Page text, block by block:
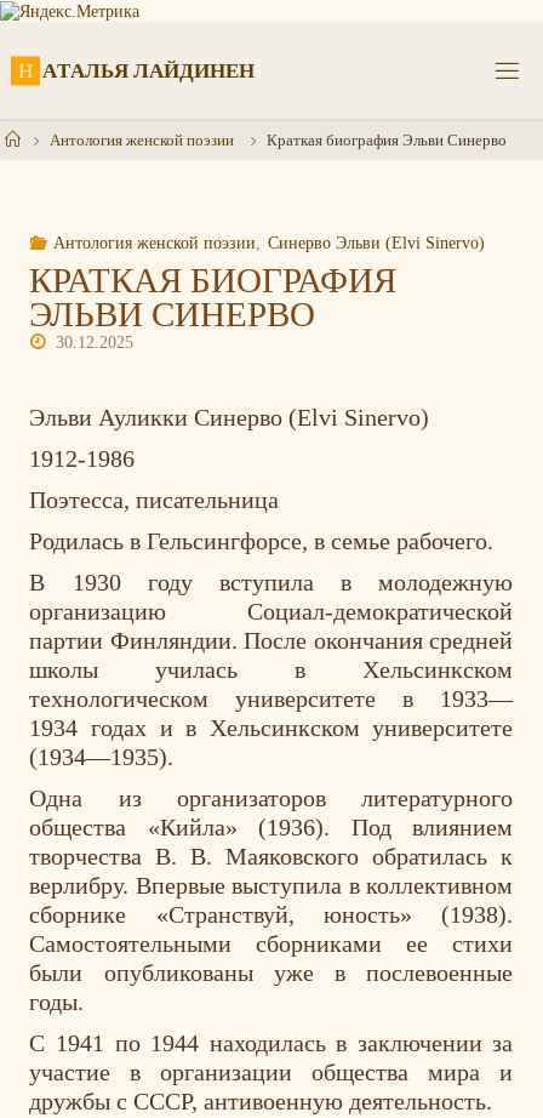
Перейти
Н АТАЛЬЯ ЛАЙДИНЕН
ГлавнаяАнтология женской поэзии Краткая биография Эльви Синерво
Антология женской поэзии Синерво Эльви (Elvi Sinervo)
КРАТКАЯ БИОГРАФИЯ
ЭЛЬВИ СИНЕРВО
30.12.2025
Эльви Ауликки Синерво (Elvi Sinervo)
1912-1986
Поэтесса, писательница
Родилась в Гельсингфорсе, в семье рабочего.
В 1930 году вступила в молодежную
организацию Социал-демократической
партии Финляндии. После окончания средней
школы училась в Хельсинкском
технологическом университете в 1933—
1934 годах и в Хельсинкском университете
(1934—1935).
Одна из организаторов литературного
общества «Кийла» (1936). Под влиянием
творчества В. В. Маяковского обратилась к
верлибру. Впервые выступила в коллективном
сборнике «Странствуй, юность» (1938).
Самостоятельными сборниками ее стихи
были опубликованы уже в послевоенные
годы.
С 1941 по 1944 находилась в заключении за
участие в организации общества мира и
дружбы с СССР, антивоенную деятельность.